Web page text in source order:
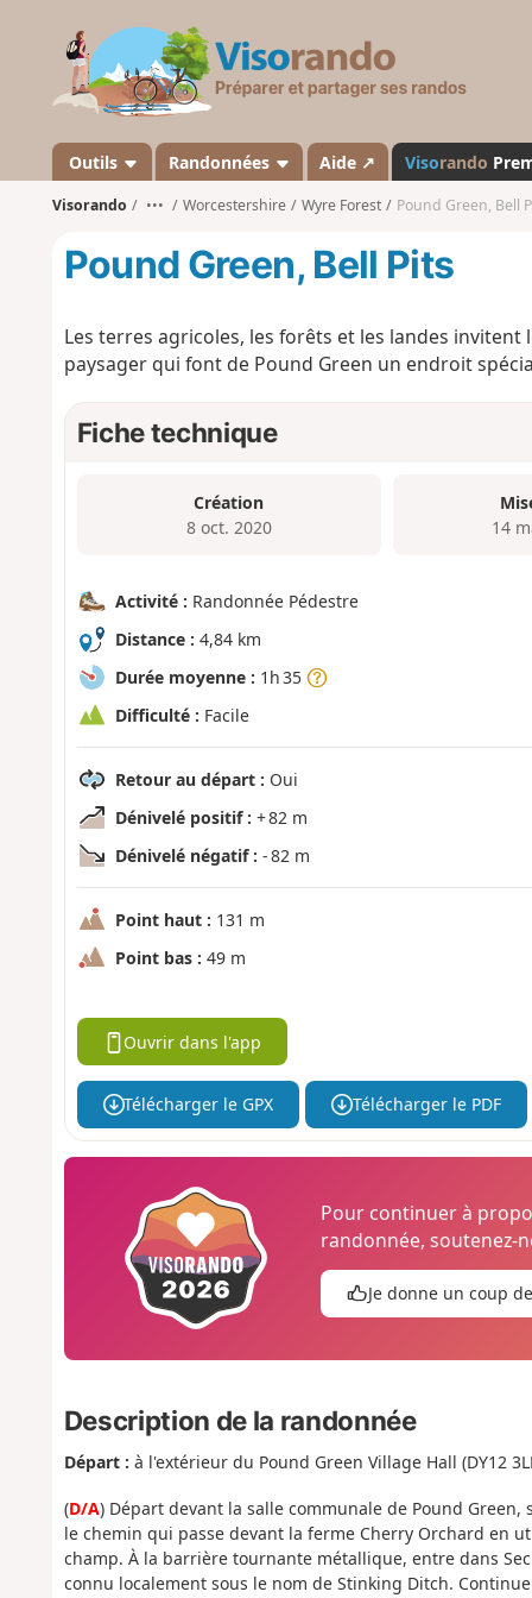
s
a
n
d
Outils Randonnées Aide ↗ Visorando
Visorando ••• Worcestershire Wyre Forest Pound Green, Bell
Pound Green, Bell Pits
Les terres agricoles, les forêts et les landes
paysager qui font de Pound Green un endroit
Fiche technique
Création
8 oct. 2020
14
Activité : Randonnée Pédestre
Distance : 4,84 km
Durée moyenne : 1h 35
Difficulté : Facile
Retour au départ : Oui
Dénivelé positif : + 82 m
Dénivelé négatif : - 82 m
Point haut : 131 m
Point bas : 49 m
Ouvrir dans l'app
Télécharger le GPX Télécharger le PDF
Pour continuer à
randonnée, soutenez-
Je donne un coup
Description de la randonnée
Départ : à l'extérieur du Pound Green Village Hall (DY12
(D/A) Départ devant la salle communale de Pound
le chemin qui passe devant la ferme Cherry Orchard en
champ. À la barrière tournante métallique, entre dans
connu localement sous le nom de Stinking Ditch.